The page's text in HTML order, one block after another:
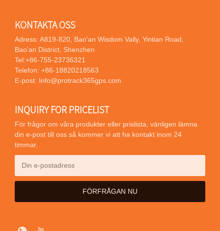
KONTAKTA OSS
Adress: A819-820, Bao'an Wisdom Vally, Yintian Road,
Bao'an District, Shenzhen
Tel:+86-755-23736321
Telefon: +86-18820218563
E-post: Info@protrack365gps.com
INQUIRY FOR PRICELIST
För frågor om våra produkter eller prislista, vänligen lämna
din e-post till oss så kommer vi att ha kontakt inom 24
timmar.